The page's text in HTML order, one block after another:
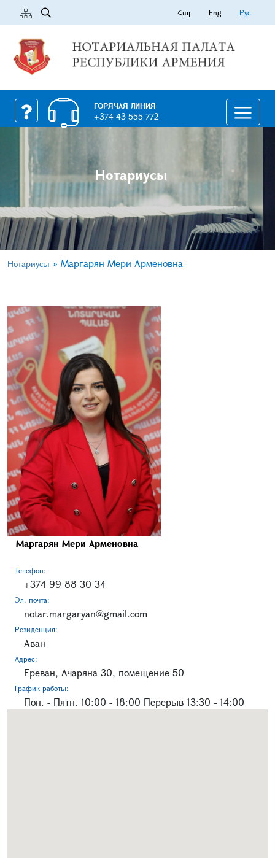
Հայ Eng Рус
ГОРЯЧАЯ ЛИНИЯ
+374 43 555 772
Нотариусы
Нотариусы » Маргарян Мери Арменовна
Маргарян Мери Арменовна
Телефон:
+374 99 88-30-34
Эл. почта:
notar.margaryan@gmail.com
Резиденция:
Аван
Адрес:
Ереван, Ачаряна 30, помещение 50
График работы:
Пон. - Пятн. 10:00 - 18:00 Перерыв 13:30 - 14:00